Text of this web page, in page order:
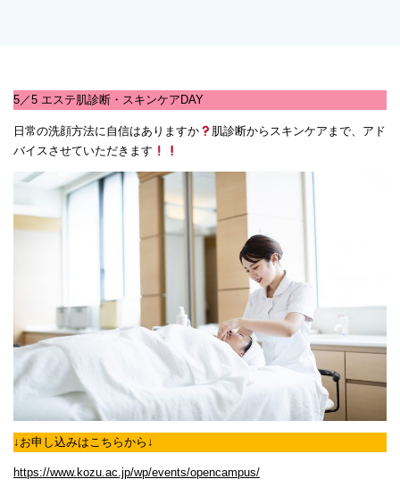
5／5 エステ肌診断・スキンケアDAY
日常の洗顔方法に自信はありますか
肌診断からスキンケアまで、アド
バイスさせていただきます
↓お申し込みはこちらから↓
https://www.kozu.ac.jp/wp/events/opencampus/